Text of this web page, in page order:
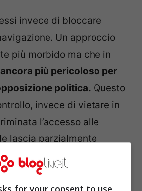
invece di bloccare
Un approccio
più morbido ma che in
ancora più pericoloso per
politica. Questo
invece di vietare in
l’accesso alle
lascia parzialmente
da monitorare meglio cosa
Tale apertura
for your consent to use